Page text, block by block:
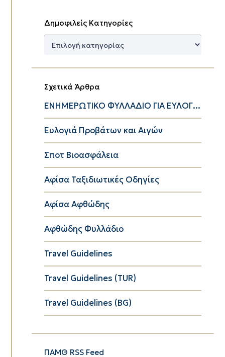
Δημοφιλείς Κατηγορίες
Δημοφιλείς
Σχετικά Άρθρα
ΕΝΗΜΕΡΩΤΙΚΟ ΦΥΛΛΑΔΙΟ ΓΙΑ ΕΥΛΟΓ...
Ευλογιά Προβάτων και Αιγών
Σποτ Βιοασφάλεια
Αφίσα Ταξιδιωτικές Οδηγίες
Αφίσα Αφθώδης
Αφθώδης Φυλλάδιο
Travel Guidelines
Travel Guidelines (TUR)
Travel Guidelines (BG)
ΠΑΜΘ RSS Feed